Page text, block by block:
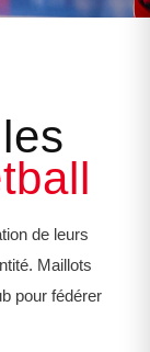
de leurs
Maillots
pour fédérer